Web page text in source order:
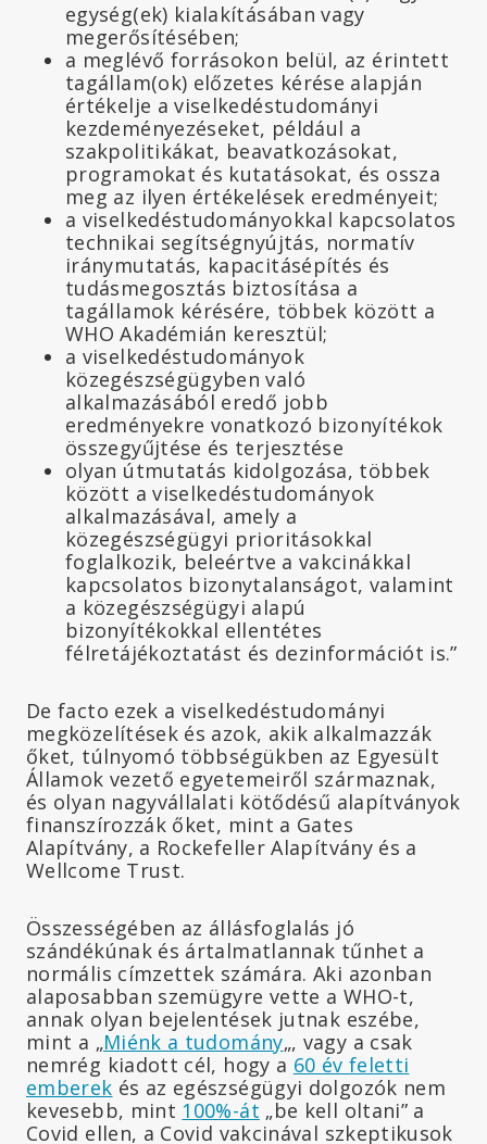
egység(ek) kialakításában vagy
megerősítésében;
a meglévő forrásokon belül, az érintett
tagállam(ok) előzetes kérése alapján
értékelje a viselkedéstudományi
kezdeményezéseket, például a
szakpolitikákat, beavatkozásokat,
programokat és kutatásokat, és ossza
meg az ilyen értékelések eredményeit;
a viselkedéstudományokkal kapcsolatos
technikai segítségnyújtás, normatív
iránymutatás, kapacitásépítés és
tudásmegosztás biztosítása a
tagállamok kérésére, többek között a
WHO Akadémián keresztül;
a viselkedéstudományok
közegészségügyben való
alkalmazásából eredő jobb
eredményekre vonatkozó bizonyítékok
összegyűjtése és terjesztése
olyan útmutatás kidolgozása, többek
között a viselkedéstudományok
alkalmazásával, amely a
közegészségügyi prioritásokkal
foglalkozik, beleértve a vakcinákkal
kapcsolatos bizonytalanságot, valamint
a közegészségügyi alapú
bizonyítékokkal ellentétes
félretájékoztatást és dezinformációt is.”
De facto ezek a viselkedéstudományi
megközelítések és azok, akik alkalmazzák
őket, túlnyomó többségükben az Egyesült
Államok vezető egyetemeiről származnak,
és olyan nagyvállalati kötődésű alapítványok
finanszírozzák őket, mint a Gates
Alapítvány, a Rockefeller Alapítvány és a
Wellcome Trust.
Összességében az állásfoglalás jó
szándékúnak és ártalmatlannak tűnhet a
normális címzettek számára. Aki azonban
alaposabban szemügyre vette a WHO-t,
annak olyan bejelentések jutnak eszébe,
mint a „Miénk a tudomány„, vagy a csak
nemrég kiadott cél, hogy a 60 év feletti
emberek és az egészségügyi dolgozók nem
kevesebb, mint 100%-át „be kell oltani” a
Covid ellen, a Covid vakcinával szkeptikusok